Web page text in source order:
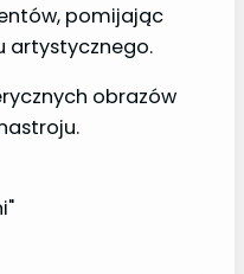
pomijając
artystycznego.
obrazów